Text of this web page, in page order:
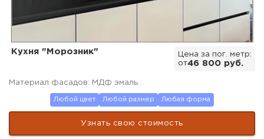
Цена за пог. метр:
от46 800 руб.
Кухня "Морозник"
Материал фасадов: МДФ эмаль
Любой цвет Любой размер Любая форма
Узнать свою стоимость